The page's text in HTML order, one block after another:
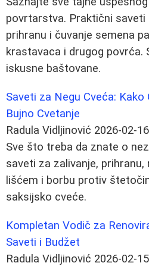
povrtarstva. Praktični saveti
prihranu i čuvanje semena
krastavaca i drugog povrća.
iskusne baštovane.
Saveti za Negu Cveća:
Buјno Cvetanje
Radula Vidljinović 2026-02-16
Sve što treba da znate o
saveti za zalivanje,
lišćem i borbu protiv
saksijsko cveće.
Kompletan Vodič za
Saveti i Budžet
Radula Vidljinović 2026-02-15